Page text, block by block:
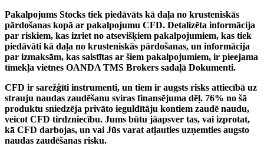
Pakalpojums Stocks tiek piedāvāts kā daļa no krusteniskās
pārdošanas kopā ar pakalpojumu CFD. Detalizēta informācija
par riskiem, kas izriet no atsevišķiem pakalpojumiem, kas tiek
piedāvāti kā daļa no krusteniskās pārdošanas, un informācija
par izmaksām, kas saistītas ar šiem pakalpojumiem, ir pieejama
tīmekļa vietnes OANDA TMS Brokers sadaļā Dokumenti.
CFD ir sarežģīti instrumenti, un tiem ir augsts risks attiecībā uz
strauju naudas zaudēšanu sviras finansējuma dēļ. 76% no šā
produktu sniedzēja privāto ieguldītāju kontiem zaudē naudu,
veicot CFD tirdzniecību. Jums būtu jāapsver tas, vai izprotat,
kā CFD darbojas, un vai Jūs varat atļauties uzņemties augsto
naudas zaudēšanas risku.